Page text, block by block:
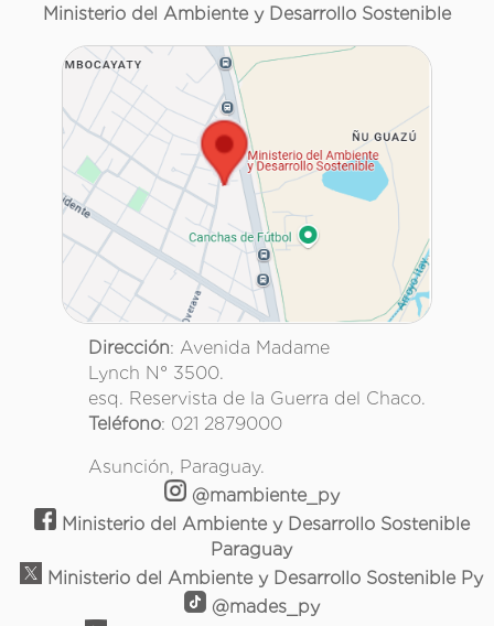
Ministerio del Ambiente y Desarrollo Sostenible
Dirección: Avenida Madame
Lynch N° 3500.
esq. Reservista de la Guerra del Chaco.
Teléfono: 021 2879000
Asunción, Paraguay.
@mambiente_py
Ministerio del Ambiente y Desarrollo Sostenible
Paraguay
Ministerio del Ambiente y Desarrollo Sostenible Py
@mades_py